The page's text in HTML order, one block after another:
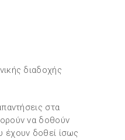
διαδοχής
στα
να δοθούν
έχουν δοθεί ίσως